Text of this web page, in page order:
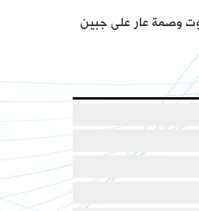
أبو الرشتة
وصمة عار على جبين